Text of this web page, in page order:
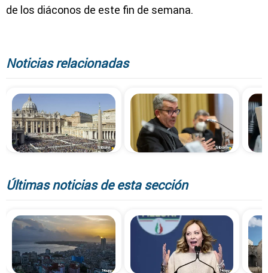
de los diáconos de este fin de semana.
Noticias relacionadas
Últimas noticias de esta sección